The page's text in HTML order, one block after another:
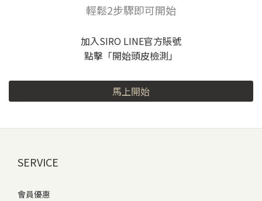
輕鬆2步驟即可開始
加入SIRO LINE官方賬號
點擊「開始頭皮檢測」
馬上開始
SERVICE
會員優惠